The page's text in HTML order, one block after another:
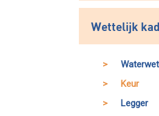
Wettelijk
Waterwet
Keur
Legger